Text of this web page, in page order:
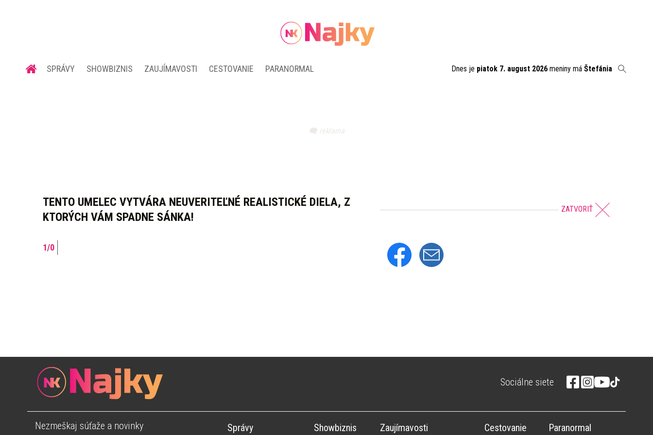
SPRÁVY SHOWBIZNIS ZAUJÍMAVOSTI CESTOVANIE PARANORMAL Dnes je piatok 7. august 2026 meniny má Štefánia
TENTO UMELEC VYTVÁRA NEUVERITEĽNÉ REALISTICKÉ DIELA, Z
KTORÝCH VÁM SPADNE SÁNKA!
ZATVORIŤ
Sociálne siete
Nezmeškaj súťaže a novinky Správy Showbiznis Zaujímavosti Cestovanie Paranormal